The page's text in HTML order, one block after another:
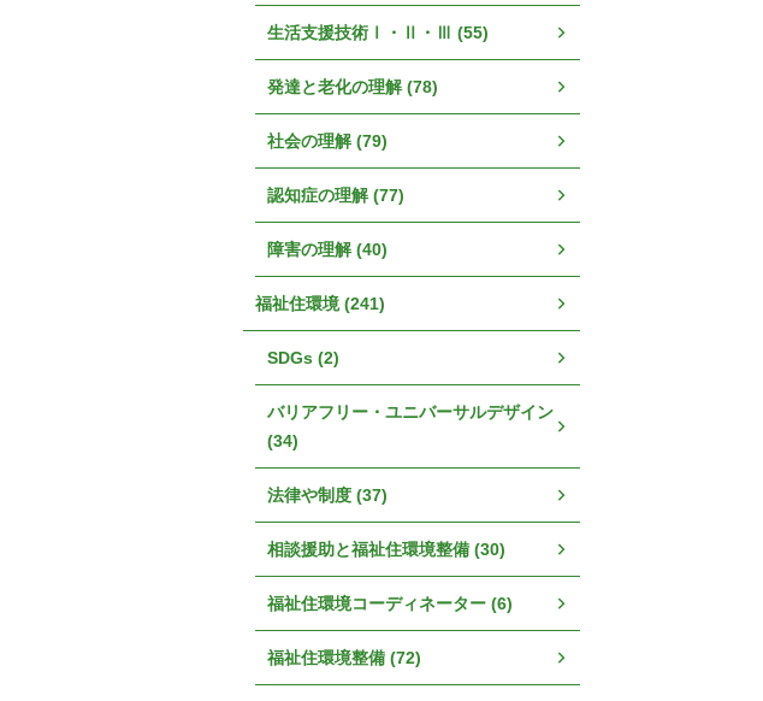
生活支援技術Ⅰ・Ⅱ・Ⅲ (55)
発達と老化の理解 (78)
社会の理解 (79)
認知症の理解 (77)
障害の理解 (40)
福祉住環境 (241)
SDGs (2)
バリアフリー・ユニバーサルデザイン
(34)
法律や制度 (37)
相談援助と福祉住環境整備 (30)
福祉住環境コーディネーター (6)
福祉住環境整備 (72)